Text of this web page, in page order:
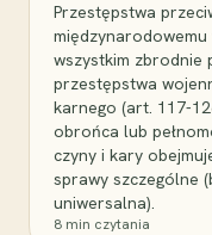
Przestępstwa
wszystkim zbrodnie
przestępstwa
karnego (art. 117-
obrońca lub
czyny i kary
sprawy szczególne
uniwersalna).
8 min czytania